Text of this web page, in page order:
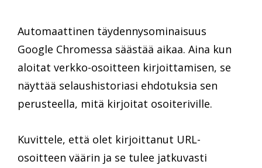
Automaattinen täydennysominaisuus
Google Chromessa säästää aikaa. Aina kun
aloitat verkko-osoitteen kirjoittamisen, se
näyttää selaushistoriasi ehdotuksia sen
perusteella, mitä kirjoitat osoiteriville.
Kuvittele, että olet kirjoittanut URL-
osoitteen väärin ja se tulee jatkuvasti